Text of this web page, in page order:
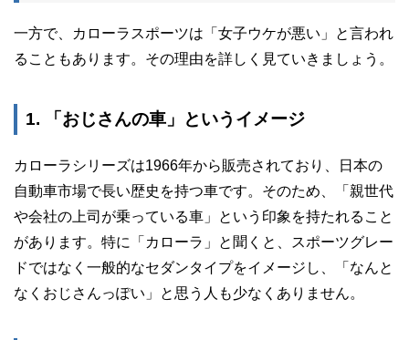
一方で、カローラスポーツは「女子ウケが悪い」と言われ
ることもあります。その理由を詳しく見ていきましょう。
1. 「おじさんの車」というイメージ
カローラシリーズは1966年から販売されており、日本の
自動車市場で長い歴史を持つ車です。そのため、「親世代
や会社の上司が乗っている車」という印象を持たれること
があります。特に「カローラ」と聞くと、スポーツグレー
ドではなく一般的なセダンタイプをイメージし、「なんと
なくおじさんっぽい」と思う人も少なくありません。